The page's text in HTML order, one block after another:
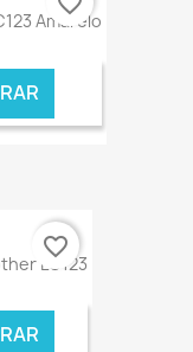
Amarelo
€ ONLINE
LC123
favorite_border